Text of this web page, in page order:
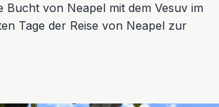
von Neapel mit dem Vesuv im
Tage der Reise von Neapel zur